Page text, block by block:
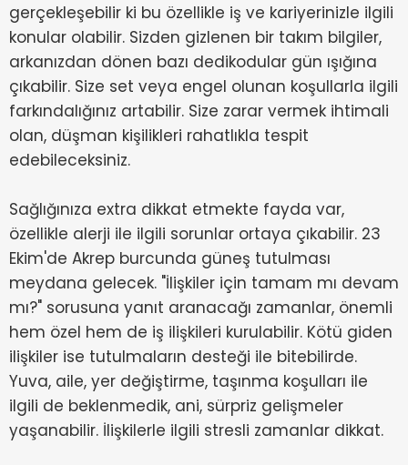
gerçekleşebilir ki bu özellikle iş ve kariyerinizle ilgili
konular olabilir. Sizden gizlenen bir takım bilgiler,
arkanızdan dönen bazı dedikodular gün ışığına
çıkabilir. Size set veya engel olunan koşullarla ilgili
farkındalığınız artabilir. Size zarar vermek ihtimali
olan, düşman kişilikleri rahatlıkla tespit
edebileceksiniz.
Sağlığınıza extra dikkat etmekte fayda var,
özellikle alerji ile ilgili sorunlar ortaya çıkabilir. 23
Ekim'de Akrep burcunda güneş tutulması
meydana gelecek. "İlişkiler için tamam mı devam
mı?" sorusuna yanıt aranacağı zamanlar, önemli
hem özel hem de iş ilişkileri kurulabilir. Kötü giden
ilişkiler ise tutulmaların desteği ile bitebilirde.
Yuva, aile, yer değiştirme, taşınma koşulları ile
ilgili de beklenmedik, ani, sürpriz gelişmeler
yaşanabilir. İlişkilerle ilgili stresli zamanlar dikkat.